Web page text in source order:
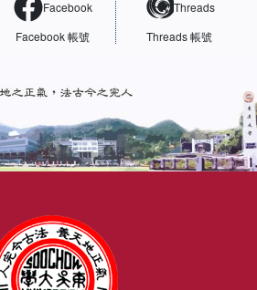
Facebook
Facebook 帳號
Threads
Threads 帳號